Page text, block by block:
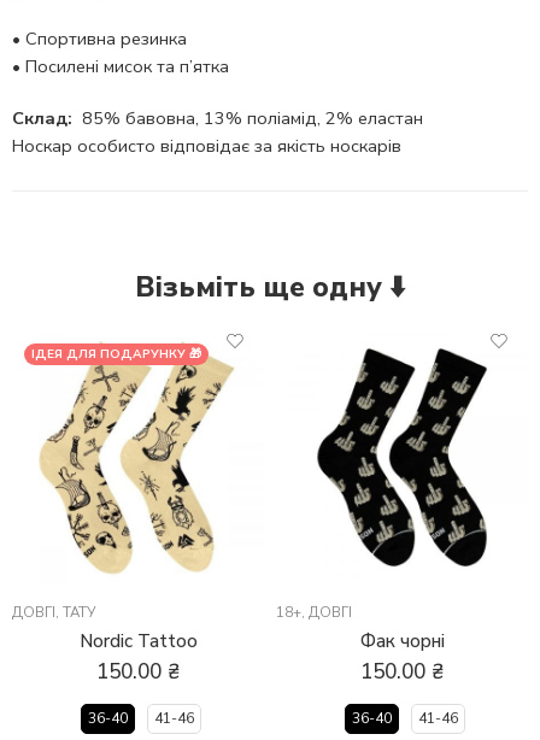
• Спортивна резинка
• Посилені мисок та п’ятка
Склад: 85% бавовна, 13% поліамід, 2% еластан
Носкар особисто відповідає за якість носкарів
Візьміть ще одну ⬇️
ІДЕЯ ДЛЯ ПОДАРУНКУ 🎁
ДОВГІ, ТАТУ
Nordic Tattoo
150.00 ₴
36-40 41-46
18+, ДОВГІ
Фак чорні
150.00 ₴
36-40 41-46